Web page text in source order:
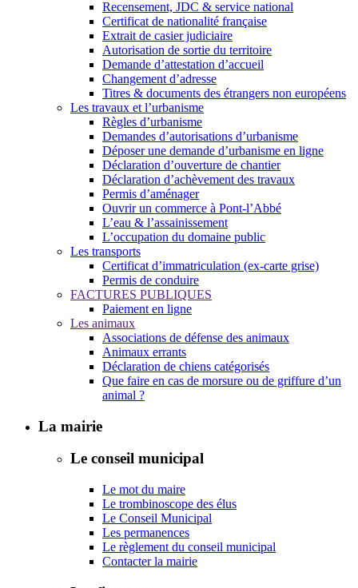
Recensement, JDC & service national
Certificat de nationalité française
Extrait de casier judiciaire
Autorisation de sortie du territoire
Demande d’attestation d’accueil
Changement d’adresse
Titres & documents des étrangers non européens
Les travaux et l’urbanisme
Règles d’urbanisme
Demandes d’autorisations d’urbanisme
Déposer une demande d’urbanisme en ligne
Déclaration d’ouverture de chantier
Déclaration d’achèvement des travaux
Permis d’aménager
Ouvrir un commerce à Pont-l’Abbé
L’eau & l’assainissement
L’occupation du domaine public
Les transports
Certificat d’immatriculation (ex-carte grise)
Permis de conduire
FACTURES PUBLIQUES
Paiement en ligne
Les animaux
Associations de défense des animaux
Animaux errants
Déclaration de chiens catégorisés
Que faire en cas de morsure ou de griffure d’un
animal ?
La mairie
Le conseil municipal
Le mot du maire
Le trombinoscope des élus
Le Conseil Municipal
Les permanences
Le règlement du conseil municipal
Contacter la mairie